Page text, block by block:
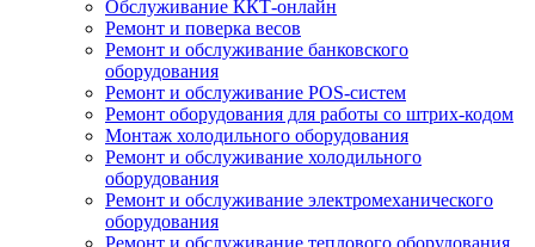
Обслуживание ККТ-онлайн
Ремонт и поверка весов
Ремонт и обслуживание банковского
оборудования
Ремонт и обслуживание POS-систем
Ремонт оборудования для работы со штрих-кодом
Монтаж холодильного оборудования
Ремонт и обслуживание холодильного
оборудования
Ремонт и обслуживание электромеханического
оборудования
Ремонт и обслуживание теплового оборудования